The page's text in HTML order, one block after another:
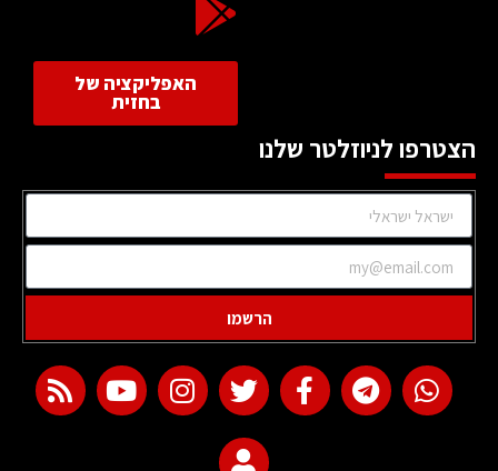
האפליקציה של
בחזית
הצטרפו לניוזלטר שלנו
הרשמו